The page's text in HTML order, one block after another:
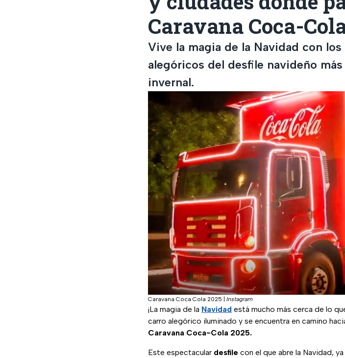
Caravana Coca-
Vive la magia de la Navidad con
alegóricos del desfile navideño
invernal.
Caravana Coca Cola 2025 Instagram
¡La magia de la Navidad está mucho más cerca de lo
carro alegórico iluminado y se encuentra en camino
Caravana Coca-Cola 2025.
Este espectacular desfile con el que abre la Navidad,